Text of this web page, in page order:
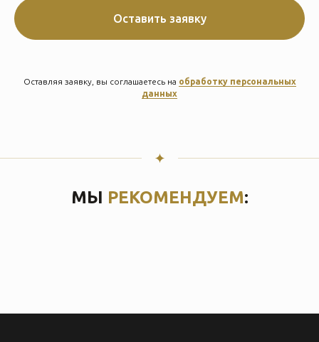
Оставить заявку
Оставляя заявку, вы соглашаетесь на обработку персональных
данных
МЫ РЕКОМЕНДУЕМ: